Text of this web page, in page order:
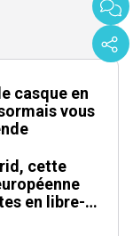
casque en
vous
cette
en libre-